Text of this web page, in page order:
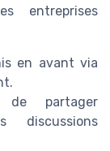
entreprises
en avant via
de partager
discussions